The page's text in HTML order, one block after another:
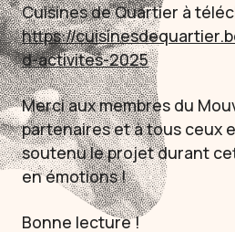
Cuisines de Quartier à
https://
d-activites-2025
Merci aux membres du
partenaires et à tous ceux
soutenu le projet durant
en émotions !
Bonne lecture !